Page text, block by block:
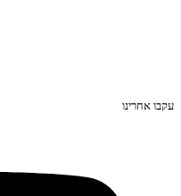
עקבו אחרינו